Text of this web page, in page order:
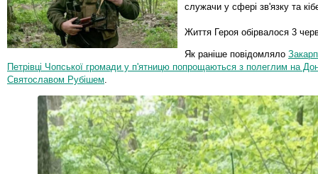
служачи у сфері зв'язку та
Життя Героя обірвалося 3
Як раніше повідомляло
Петрівці Чопської громади у п'ятницю попрощаються з полеглим на
Святославом Рубішем